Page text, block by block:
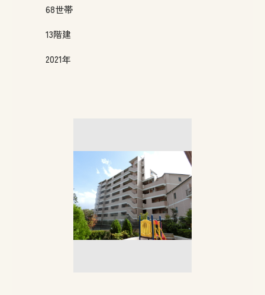
68世帯
13階建
2021年